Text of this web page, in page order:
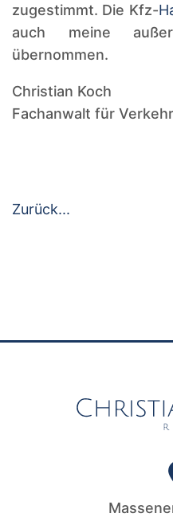
zugestimmt. Die Kfz-
auch meine
übernommen.
Christian Koch
Fachanwalt für
Zurück...